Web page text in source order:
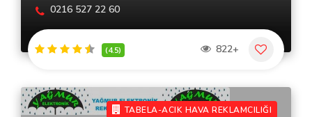
0216 527 22 60
(4.5) 822+
TABELA-ACIK HAVA REKLAMCILIĞI